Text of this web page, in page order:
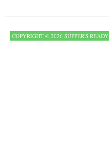
COPYRIGHT © 2026 SUPPER'S READY